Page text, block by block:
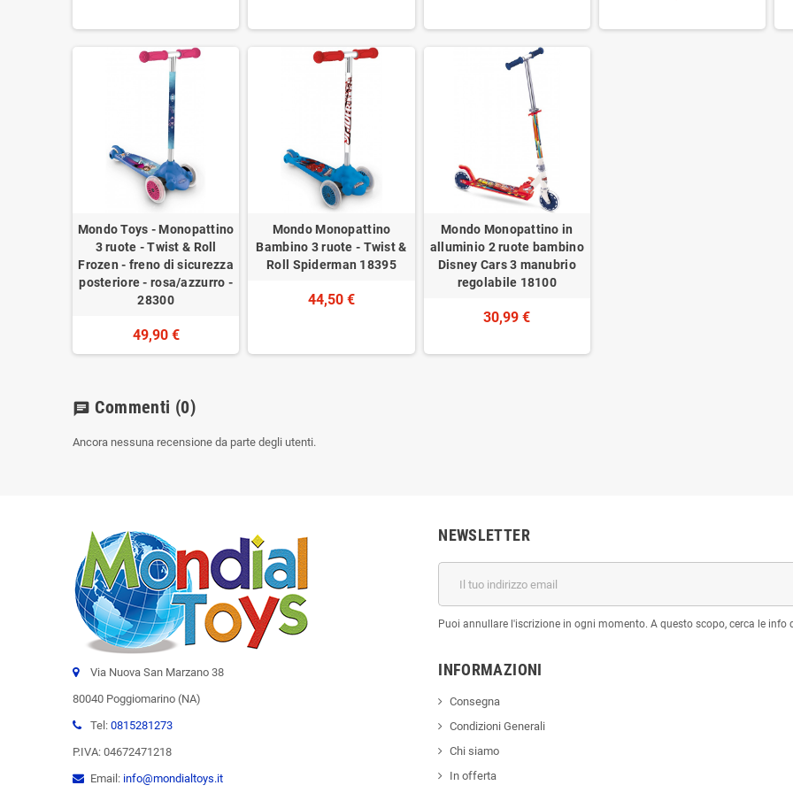
Mondo Toys - Monopattino
3 ruote - Twist & Roll
Frozen - freno di sicurezza
posteriore - rosa/azzurro -
28300
49,90 €
Mondo Monopattino
Bambino 3 ruote - Twist &
Roll Spiderman 18395
44,50 €
Mondo Monopattino in
alluminio 2 ruote bambino
Disney Cars 3 manubrio
regolabile 18100
30,99 €
chat Commenti (0)
Ancora nessuna recensione da parte degli utenti.
Via Nuova San Marzano 38
80040 Poggiomarino (NA)
Tel: 0815281273
P.IVA: 04672471218
Email: info@mondialtoys.it
NEWSLETTER
Puoi annullare l'iscrizione in ogni momento. A questo scopo, cerca le info
INFORMAZIONI
Consegna
Condizioni Generali
Chi siamo
In offerta